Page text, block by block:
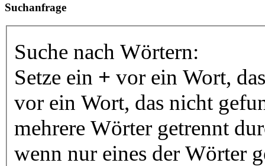
Suchanfrage
Suche nach Wörtern:
Setze ein + vor ein Wort,
vor ein Wort, das nicht
mehrere Wörter getrennt
wenn nur eines der Wörter